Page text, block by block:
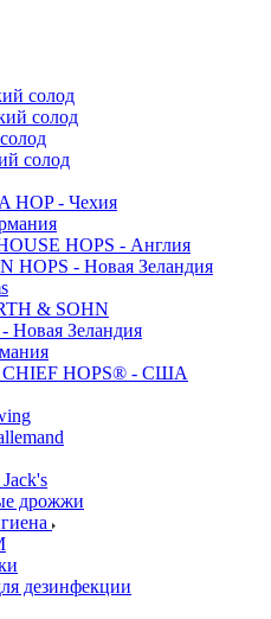
солод
солод
солод
HOP - Чехия
HOPS - Англия
HOPS - Новая Зеландия
& SOHN
Новая Зеландия
HOPS® - США
дрожжи
дезинфекции